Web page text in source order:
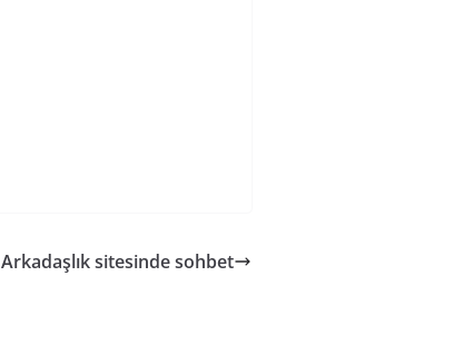
Arkadaşlık sitesinde sohbet